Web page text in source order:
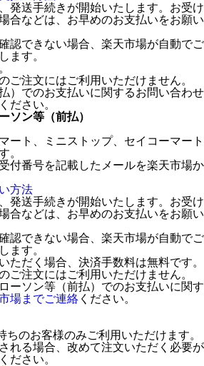
発送手続きが開始いたします。お受け
合などは、お早めのお支払いをお願い
認できない場合、楽天市場が自動でご
ます。
ご注文にはご利用いただけません。
）でのお支払いに関するお問い合わせ
ください。
ソン等（前払）
ート、ミニストップ、セイコーマート
。
付番号を記載したメールを楽天市場か
方法
発送手続きが開始いたします。お受け
合などは、お早めのお支払いをお願い
認できない場合、楽天市場が自動でご
ます。
ただく場合、決済手数料は無料です。
ご注文にはご利用いただけません。
ーソン等（前払）でのお支払いに関す
場までご連絡 ください。
ちのお客様のみご利用いただけます。
れる場合、改めて注文いただく必要が
ださい。